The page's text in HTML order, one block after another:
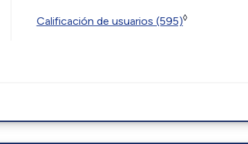
Calificación de usuarios (595)◊